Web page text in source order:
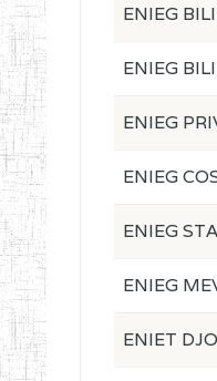
ENIEG
ENIEG
ENIEG
ENIEG
ENIEG
ENIEG
ENIET